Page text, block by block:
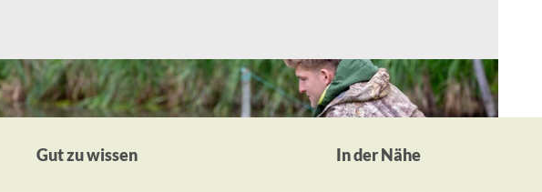
Gut zu wissen In der Nähe